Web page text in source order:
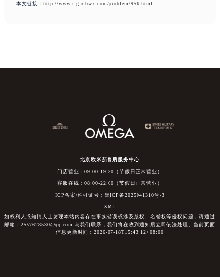
本文链接： http://www.rjgjmbwx.com/problem/956.html
北京欧米茄售后服务中心
门店营业：09:00-19:30（节假日正常营业）
客服在线：08:00-22:00（节假日正常营业）
ICP备案/许可证号：黑ICP备2025041310号-3
XML
如权利人或知情人士发现本站内容存在事实错误或涉及版权、名誉权等侵权问题，请通过
邮箱：2557628530@qq.com 与我们联系，我们将在收到通知后立即依法处理。当前页面
信息更新时间：2026-07-18T15:43:12+08:00